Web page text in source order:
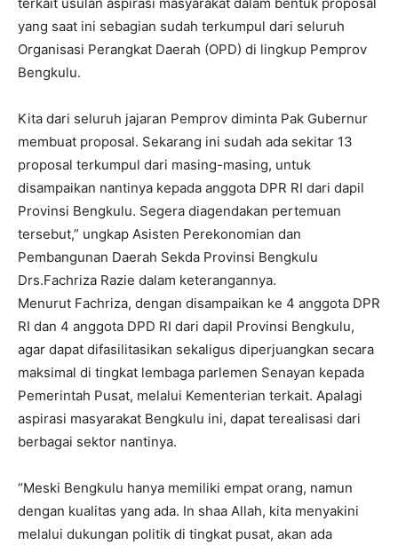
yang saat ini sebagian sudah terkumpul dari seluruh
Organisasi Perangkat Daerah (OPD) di lingkup Pemprov
Bengkulu.
Kita dari seluruh jajaran Pemprov diminta Pak Gubernur
membuat proposal. Sekarang ini sudah ada sekitar 13
proposal terkumpul dari masing-masing, untuk
disampaikan nantinya kepada anggota DPR RI dari dapil
Provinsi Bengkulu. Segera diagendakan pertemuan
tersebut,” ungkap Asisten Perekonomian dan
Pembangunan Daerah Sekda Provinsi Bengkulu
Drs.Fachriza Razie dalam keterangannya.
Menurut Fachriza, dengan disampaikan ke 4 anggota DPR
RI dan 4 anggota DPD RI dari dapil Provinsi Bengkulu,
agar dapat difasilitasikan sekaligus diperjuangkan secara
maksimal di tingkat lembaga parlemen Senayan kepada
Pemerintah Pusat, melalui Kementerian terkait. Apalagi
aspirasi masyarakat Bengkulu ini, dapat terealisasi dari
berbagai sektor nantinya.
“Meski Bengkulu hanya memiliki empat orang, namun
dengan kualitas yang ada. In shaa Allah, kita menyakini
melalui dukungan politik di tingkat pusat, akan ada